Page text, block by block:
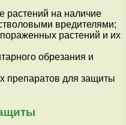
растений на наличие
вредителями;
растений и их
обрезания и
препаратов для защиты